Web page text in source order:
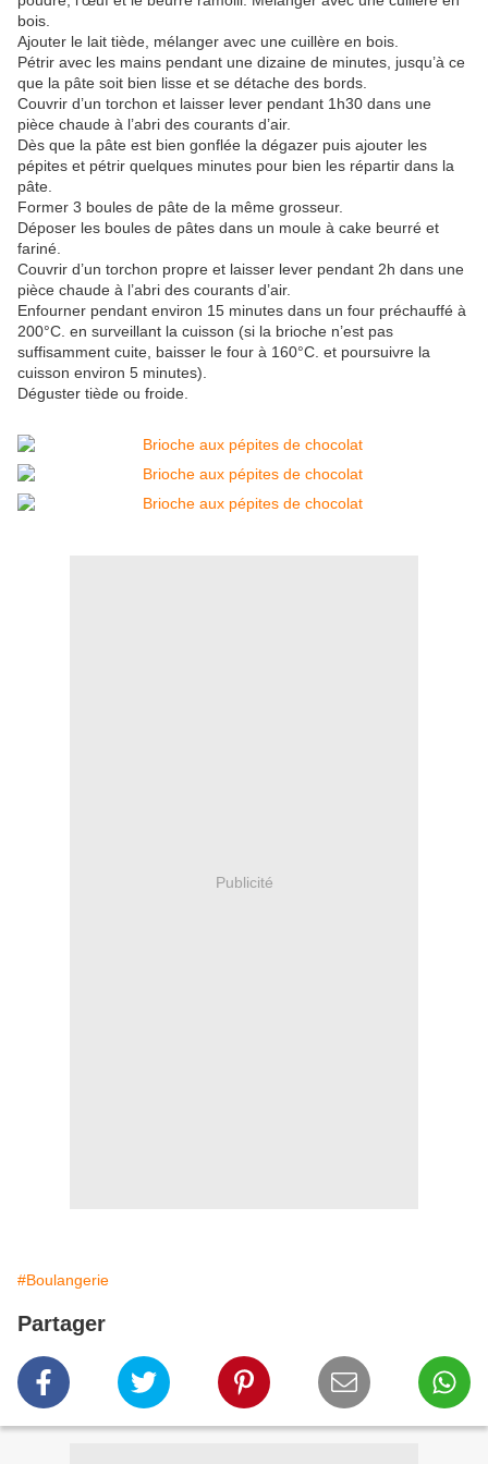
bois.
Ajouter le lait tiède, mélanger avec une cuillère en bois.
Pétrir avec les mains pendant une dizaine de minutes, jusqu’à ce
que la pâte soit bien lisse et se détache des bords.
Couvrir d’un torchon et laisser lever pendant 1h30 dans une
pièce chaude à l’abri des courants d’air.
Dès que la pâte est bien gonflée la dégazer puis ajouter les
pépites et pétrir quelques minutes pour bien les répartir dans la
pâte.
Former 3 boules de pâte de la même grosseur.
Déposer les boules de pâtes dans un moule à cake beurré et
fariné.
Couvrir d’un torchon propre et laisser lever pendant 2h dans une
pièce chaude à l’abri des courants d’air.
Enfourner pendant environ 15 minutes dans un four préchauffé à
200°C. en surveillant la cuisson (si la brioche n’est pas
suffisamment cuite, baisser le four à 160°C. et poursuivre la
cuisson environ 5 minutes).
Déguster tiède ou froide.
Publicité
#Boulangerie
Partager